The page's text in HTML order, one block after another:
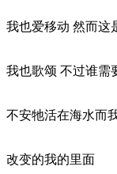
我也爱移动 然而这
我也歌颂 不过谁需
不安牠活在海水而
改变的我的里面